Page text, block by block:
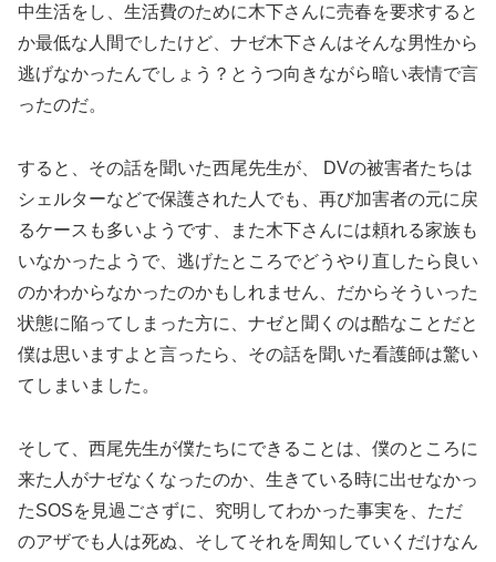
中生活をし、生活費のために木下さんに売春を要求すると
か最低な人間でしたけど、ナゼ木下さんはそんな男性から
逃げなかったんでしょう？とうつ向きながら暗い表情で言
ったのだ。
すると、その話を聞いた西尾先生が、 DVの被害者たちは
シェルターなどで保護された人でも、再び加害者の元に戻
るケースも多いようです、また木下さんには頼れる家族も
いなかったようで、逃げたところでどうやり直したら良い
のかわからなかったのかもしれません、だからそういった
状態に陥ってしまった方に、ナゼと聞くのは酷なことだと
僕は思いますよと言ったら、その話を聞いた看護師は驚い
てしまいました。
そして、西尾先生が僕たちにできることは、僕のところに
来た人がナゼなくなったのか、生きている時に出せなかっ
たSOSを見過ごさずに、究明してわかった事実を、ただ
のアザでも人は死ぬ、そしてそれを周知していくだけなん